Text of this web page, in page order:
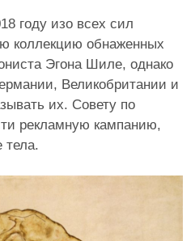
году изо всех сил
коллекцию обнаженных
Эгона Шиле, однако
Великобритании и
их. Совету по
рекламную кампанию,
тела.